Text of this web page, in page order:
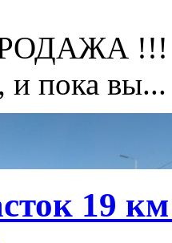
!!!
и пока вы...
19